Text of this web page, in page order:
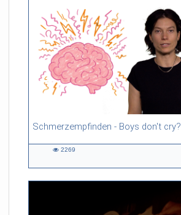
Schmerzempfinden - Boys don't cry?
01:22 duration
2269